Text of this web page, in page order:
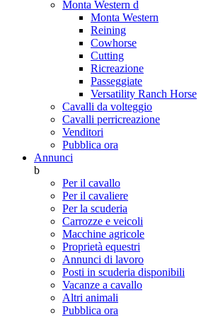
Monta Western d
Monta Western
Reining
Cowhorse
Cutting
Ricreazione
Passeggiate
Versatility Ranch Horse
Cavalli da volteggio
Cavalli perricreazione
Venditori
Pubblica ora
Annunci
b
Per il cavallo
Per il cavaliere
Per la scuderia
Carrozze e veicoli
Macchine agricole
Proprietà equestri
Annunci di lavoro
Posti in scuderia disponibili
Vacanze a cavallo
Altri animali
Pubblica ora